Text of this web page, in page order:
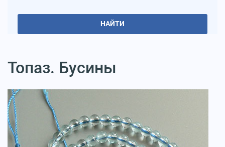
НАЙТИ
Топаз. Бусины